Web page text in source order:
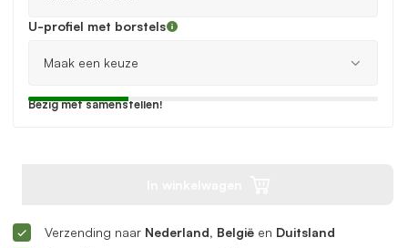
U-profiel met borstels
Bezig met samenstellen!
Verzending naar Nederland, België en Duitsland